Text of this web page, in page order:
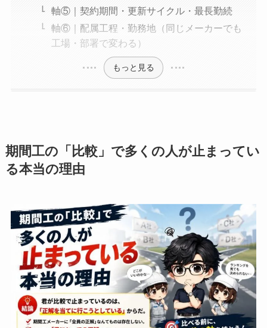
軸⑤｜契約期間・更新サイクル・最長勤続
軸⑥｜配属工程・勤務地（同じメーカーでも
工場・部署で変わる）
もっと見る
期間工の「比較」で多くの人が止まってい
る本当の理由